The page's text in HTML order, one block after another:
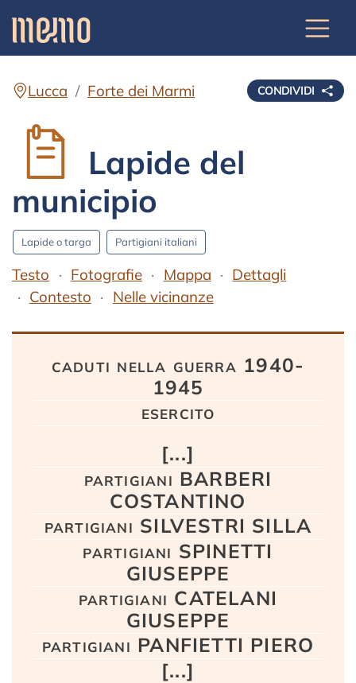
CONDIVIDI
Lucca Forte dei Marmi
Lapide del
municipio
Lapide o targa Partigiani italiani
Testo Fotografie Mappa
Dettagli
Contesto
Nelle vicinanze
caduti nella guerra 1940-
1945
esercito
[...]
partigiani BARBERI
COSTANTINO
partigiani SILVESTRI SILLA
partigiani SPINETTI
GIUSEPPE
partigiani CATELANI
GIUSEPPE
partigiani PANFIETTI PIERO
[...]